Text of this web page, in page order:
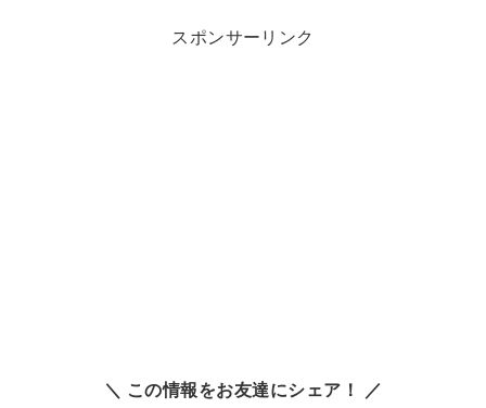
スポンサーリンク
＼ この情報をお友達にシェア！ ／